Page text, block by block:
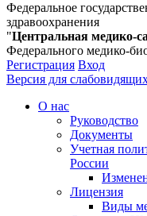
Федеральное
здравоохранения
"Центральная медико-
Федерального медико-
Регистрация Вход
Версия для
О нас
Руководство
Документы
Учетная
России
Лицензия
Виды